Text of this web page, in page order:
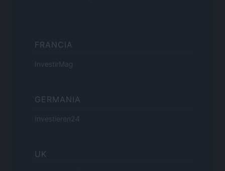
FRANCIA
InvestirMag
GERMANIA
Investieren24
UK